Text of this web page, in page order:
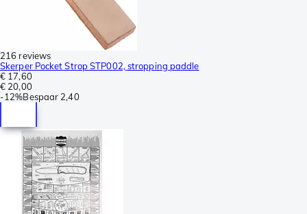
216 reviews
Skerper Pocket Strop STP002, stropping paddle
€ 17,60
€ 20,00
-12%Bespaar 2,40